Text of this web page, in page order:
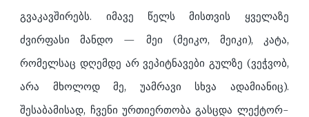
გვაკავშირებს. იმავე წელს მისთვის ყველაზე
ძვირფასი მანდო — მეი (მეიკო, მეიკი), კატა,
რომელსაც დღემდე არ ვეპიტნავები გულზე (ვეჭვობ,
არა მხოლოდ მე, უამრავი სხვა ადამიანიც).
შესაბამისად, ჩვენი ურთიერთობა გასცდა ლექტორ-